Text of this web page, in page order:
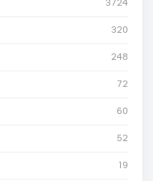
3724
320
248
72
60
52
19